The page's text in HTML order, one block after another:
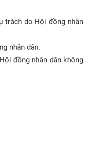
trách do Hội đồng nhân
nhân dân.
đồng nhân dân không